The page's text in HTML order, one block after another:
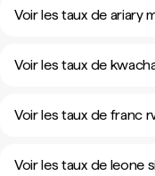
Voir les taux de ariary
Voir les taux de
Voir les taux de franc
Voir les taux de leone